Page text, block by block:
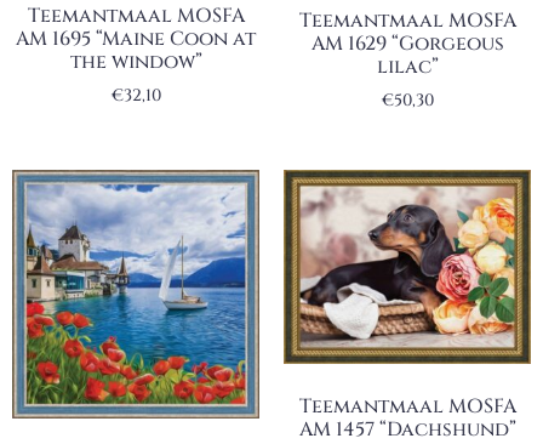
Teemantmaal MOSFA
AM 1695 “Maine Coon at
the window”
€32,10
Teemantmaal MOSFA
AM 1629 “Gorgeous
lilac”
€50,30
Teemantmaal MOSFA
AM 1457 “Dachshund”